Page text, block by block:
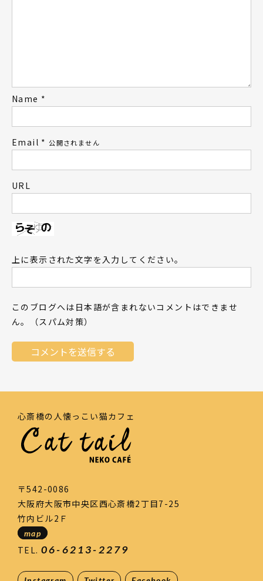
Name *
Email * 公開されません
URL
上に表示された文字を入力してください。
このブログへは日本語が含まれないコメントはできませ
ん。（スパム対策）
心斎橋の人懐っこい猫カフェ
〒542-0086
大阪府大阪市中央区西心斎橋2丁目7-25
竹内ビル2Ｆ
map
TEL. 06-6213-2279